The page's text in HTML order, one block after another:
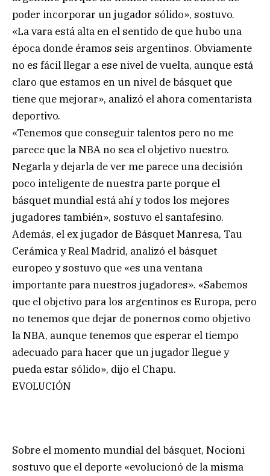
poder incorporar un jugador sólido», sostuvo.
«La vara está alta en el sentido de que hubo una
época donde éramos seis argentinos. Obviamente
no es fácil llegar a ese nivel de vuelta, aunque está
claro que estamos en un nivel de básquet que
tiene que mejorar», analizó el ahora comentarista
deportivo.
«Tenemos que conseguir talentos pero no me
parece que la NBA no sea el objetivo nuestro.
Negarla y dejarla de ver me parece una decisión
poco inteligente de nuestra parte porque el
básquet mundial está ahí y todos los mejores
jugadores también», sostuvo el santafesino.
Además, el ex jugador de Básquet Manresa, Tau
Cerámica y Real Madrid, analizó el básquet
europeo y sostuvo que «es una ventana
importante para nuestros jugadores». «Sabemos
que el objetivo para los argentinos es Europa, pero
no tenemos que dejar de ponernos como objetivo
la NBA, aunque tenemos que esperar el tiempo
adecuado para hacer que un jugador llegue y
pueda estar sólido», dijo el Chapu.
EVOLUCIÓN
Sobre el momento mundial del básquet, Nocioni
sostuvo que el deporte «evolucionó de la misma